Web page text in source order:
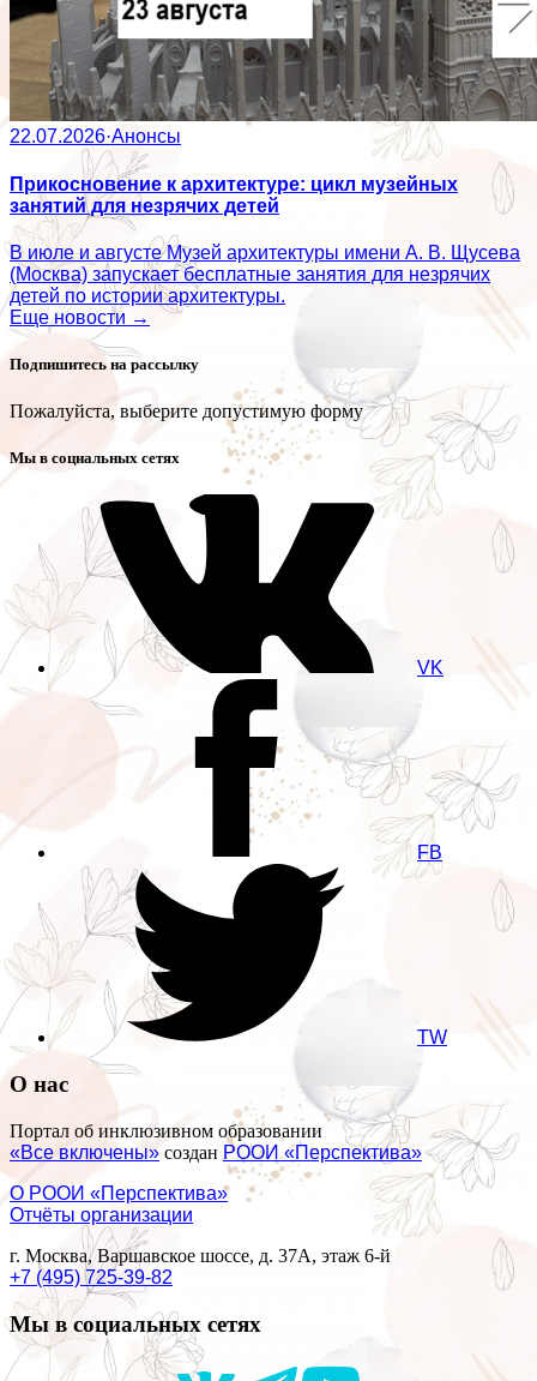
22.07.2026·Анонсы
Прикосновение к архитектуре: цикл музейных
занятий для незрячих детей
В июле и августе Музей архитектуры имени А. В. Щусева
(Москва) запускает бесплатные занятия для незрячих
детей по истории архитектуры.
Еще новости →
Подпишитесь на рассылку
Пожалуйста, выберите допустимую форму
Мы в социальных сетях
VK
FB
TW
О нас
Портал об инклюзивном образовании
«Все включены» создан РООИ «Перспектива»
О РООИ «Перспектива»
Отчёты организации
г. Москва, Варшавское шоссе, д. 37А, этаж 6-й
+7 (495) 725-39-82
Мы в социальных сетях